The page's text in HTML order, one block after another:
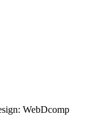
WebDcomp